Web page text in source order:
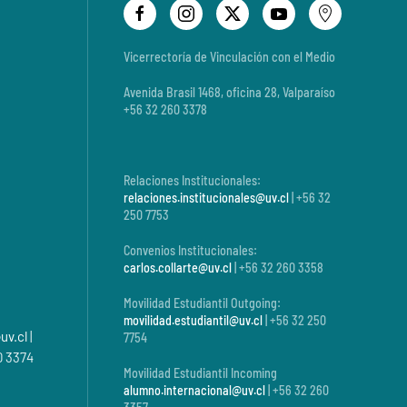
|
3374
Vicerrectoría de Vinculación con el Medio
Avenida Brasil 1468, oficina 28, Valparaíso
+56 32 260 3378
Relaciones Institucionales:
relaciones.institucionales@uv.cl | +56 32
250 7753
Convenios Institucionales:
carlos.collarte@uv.cl | +56 32 260 3358
Movilidad Estudiantil Outgoing:
movilidad.estudiantil@uv.cl | +56 32 250
7754
Movilidad Estudiantil Incoming
alumno.internacional@uv.cl | +56 32 260